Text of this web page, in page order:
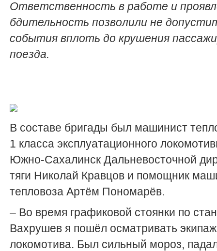
Ответственность в работе и
бдительность позволили не
события вплоть до крушения
поезда.
В составе бригады был машинист
1 класса эксплуатационного
Южно-Сахалинск Дальневосточной
тяги Николай Кравцов и помощник
тепловоза Артём Пономарёв.
– Во время графиковой стоянки по
Вахрушев я пошёл осматривать
локомотива. Был сильный мороз, падал